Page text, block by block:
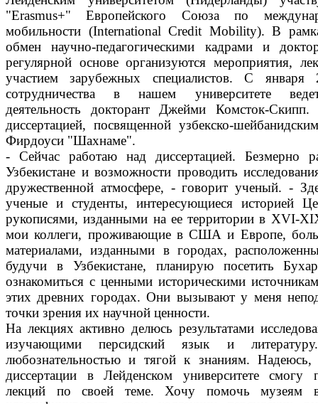
"Erasmus+" Европейского Союза по
мобильности (International Credit Mobility). В
обмен научно-педагогическими кадрами и
регулярной основе организуются мероприятия,
участием зарубежных специалистов. С
сотрудничества в нашем университете
деятельность докторант Джейми Комсток-
диссертацией, посвященной узбекско-
Фирдоуси "Шахнаме".
- Сейчас работаю над диссертацией. Безмерно
Узбекистане и возможности проводить
дружественной атмосфере, - говорит ученый. -
ученые и студенты, интересующиеся историей
рукописями, изданными на ее территории в XVI-
мои коллеги, проживающие в США и Европе,
материалами, изданными в городах,
будучи в Узбекистане, планирую посетить
ознакомиться с ценными историческими
этих древних городах. Они вызывают у меня
точки зрения их научной ценности.
На лекциях активно делюсь результатами
изучающими персидский язык и
любознательностью и тягой к знаниям.
диссертации в Лейден­ском университете смогу
лекций по своей теме. Хочу помочь музеям